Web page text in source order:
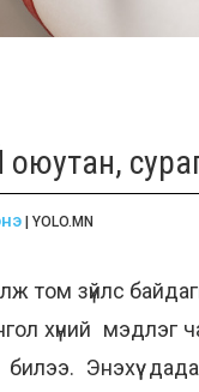
| YOLO.MN
том зүйлс
хүний
билээ. Энэхүү